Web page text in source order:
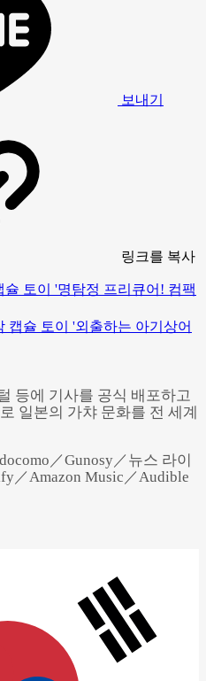
보내기
링크를 복사
토이 '명탐정 프리큐어! 컴팩
슐 토이 '외출하는 아기상어
등에 기사를 공식 배포하고
일본의 가챠 문화를 전 세계
／Gunosy／뉴스 라이
／Amazon Music／Audible